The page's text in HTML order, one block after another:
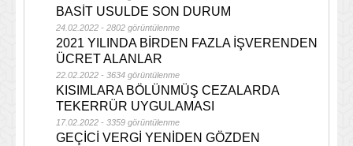
BASİT USULDE SON DURUM
24.02.2022 - 2802 görüntülenme
2021 YILINDA BİRDEN FAZLA İŞVERENDEN
ÜCRET ALANLAR
22.02.2022 - 3634 görüntülenme
KISIMLARA BÖLÜNMÜŞ CEZALARDA
TEKERRÜR UYGULAMASI
17.02.2022 - 3359 görüntülenme
GEÇİCİ VERGİ YENİDEN GÖZDEN